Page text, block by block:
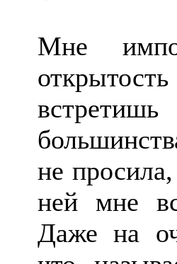
Мне
не
ней мне
Даже на